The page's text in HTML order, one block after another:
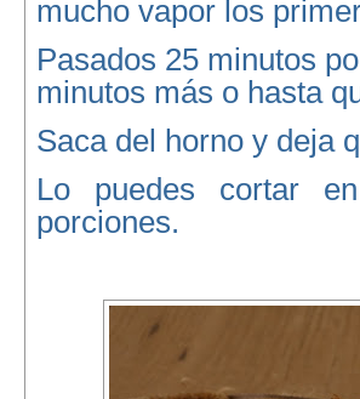
mucho vapor los
Pasados 25 minutos
minutos más o hasta
Saca del horno y deja
Lo puedes cortar
porciones.